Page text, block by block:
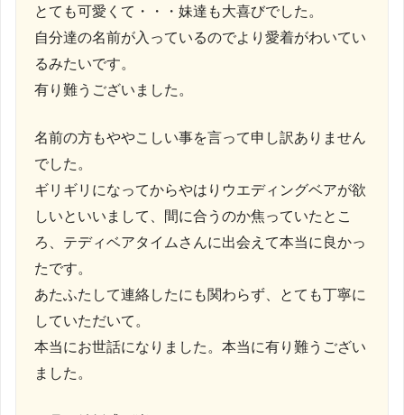
とても可愛くて・・・妹達も大喜びでした。
自分達の名前が入っているのでより愛着がわいてい
るみたいです。
有り難うございました。
名前の方もややこしい事を言って申し訳ありません
でした。
ギリギリになってからやはりウエディングベアが欲
しいといいまして、間に合うのか焦っていたとこ
ろ、テディベアタイムさんに出会えて本当に良かっ
たです。
あたふたして連絡したにも関わらず、とても丁寧に
していただいて。
本当にお世話になりました。本当に有り難うござい
ました。